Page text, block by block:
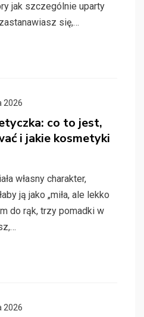
jak szczególnie uparty
się,…
2026
co to jest,
i jakie kosmetyki
własny charakter,
ją jako „miła, ale lekko
do rąk, trzy pomadki w
2026